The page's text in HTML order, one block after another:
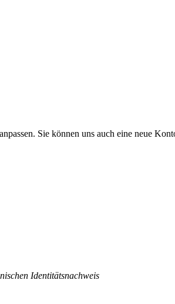
Sie können uns auch eine neue
Identitätsnachweis